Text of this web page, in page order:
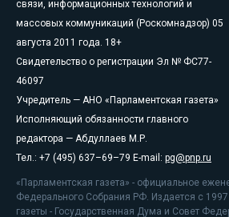
связи, информационных технологий и
массовых коммуникаций (Роскомнадзор) 05
августа 2011 года. 18+
Свидетельство о регистрации Эл № ФС77-
46097
Учредитель — АНО «Парламентская газета»
Исполняющий обязанности главного
редактора — Абдуллаев М.Р.
Тел.: +7 (495) 637–69–79 E-mail: pg@pnp.ru
«Парламентская газета» - официальное
Федерального Собрания РФ. Издается с
газеты - Государственная Дума и Совет